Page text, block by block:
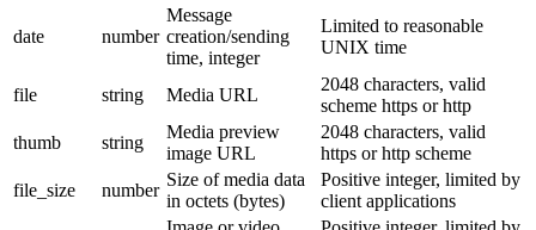
date number
Message
creation/sending
time, integer
Limited to reasonable
UNIX time
file string Media URL
2048 characters, valid
scheme https or http
thumb
string
Media preview
image URL
2048 characters, valid
https or http scheme
file_size
number
Size of media data
in octets (bytes)
Positive integer, limited by
client applications